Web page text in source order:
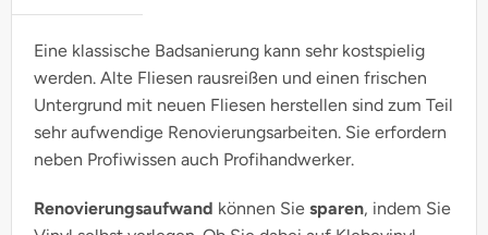
Eine klassische Badsanierung kann sehr kostspielig
werden. Alte Fliesen rausreißen und einen frischen
Untergrund mit neuen Fliesen herstellen sind zum Teil
sehr aufwendige Renovierungsarbeiten. Sie erfordern
neben Profiwissen auch Profihandwerker.
Renovierungsaufwand können Sie sparen, indem Sie